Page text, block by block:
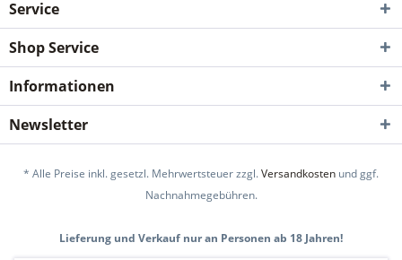
Service
Shop Service
Informationen
Newsletter
* Alle Preise inkl. gesetzl. Mehrwertsteuer zzgl.Versandkosten und ggf.
Nachnahmegebühren.
Lieferung und Verkauf nur an Personen ab 18 Jahren!